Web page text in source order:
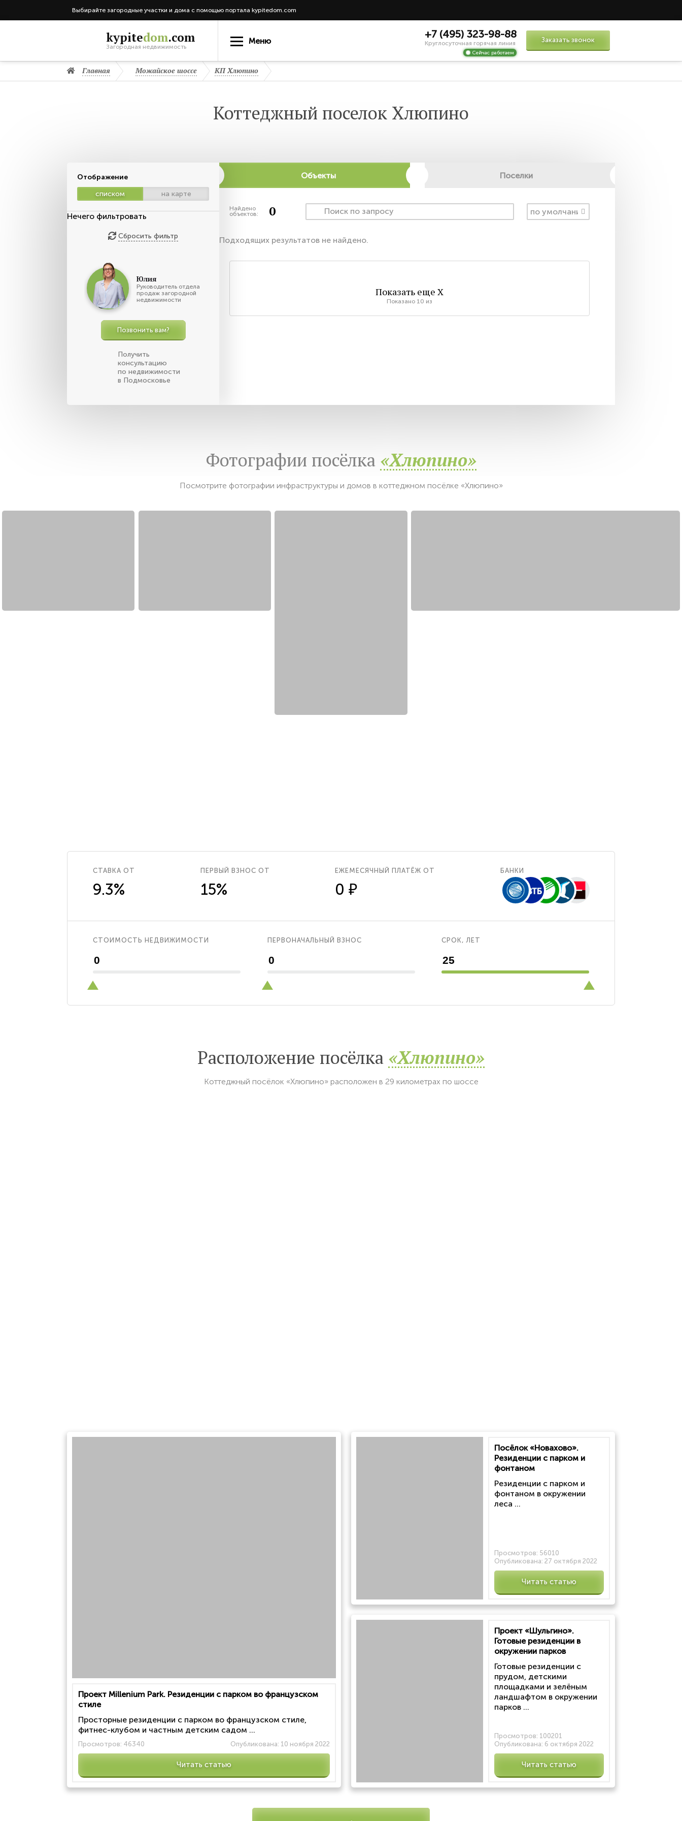
Выбирайте загородные участки и дома с помощью портала kypitedom.com
kypitedom.com
Загородная недвижимость
Меню
+7 (495) 323-98-88
Круглосуточная горячая линия
Сейчас работаем
Заказать звонок
Главная Можайское шоссе КП Хлюпино
Коттеджный поселок Хлюпино
Отображение
списком
на карте
Нечего фильтровать
Сбросить фильтр
Юлия
Руководитель отдела
продаж загородной
недвижимости
Позвонить вам?
Получить
консультацию
по недвижимости
в Подмосковье
Объекты Поселки
Найдено
объектов: 0
Подходящих результатов не найдено.
Показать еще X
Показано 10 из
Фотографии посёлка «Хлюпино»
Посмотрите фотографии инфраструктуры и домов в коттеджном посёлке «Хлюпино»
СТАВКА ОТ
9.3%
ПЕРВЫЙ ВЗНОС ОТ
15%
ЕЖЕМЕСЯЧНЫЙ ПЛАТЁЖ ОТ
0 ₽
БАНКИ
СТОИМОСТЬ НЕДВИЖИМОСТИ ПЕРВОНАЧАЛЬНЫЙ ВЗНОС СРОК, ЛЕТ
Расположение посёлка «Хлюпино»
Коттеджный посёлок «Хлюпино» расположен в 29 километрах по шоссе
Проект Millenium Park. Резиденции с парком во французском
стиле
Просторные резиденции с парком во французском стиле,
фитнес-клубом и частным детским садом ...
Просмотров: 46340 Опубликована: 10 ноября 2022
Читать статью
Посёлок «Новахово».
Резиденции с парком и
фонтаном
Резиденции с парком и
фонтаном в окружении
леса ...
Просмотров: 56010
Опубликована: 27 октября 2022
Читать статью
Проект «Шульгино».
Готовые резиденции в
окружении парков
Готовые резиденции с
прудом, детскими
площадками и зелёным
ландшафтом в окружении
парков ...
Просмотров: 100201
Опубликована: 6 октября 2022
Читать статью